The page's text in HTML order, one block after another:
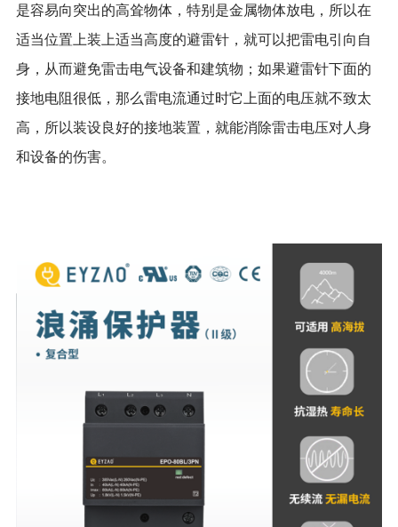
是容易向突出的高耸物体，特别是金属物体放电，所以在
适当位置上装上适当高度的避雷针，就可以把雷电引向自
身，从而避免雷击电气设备和建筑物；如果避雷针下面的
接地电阻很低，那么雷电流通过时它上面的电压就不致太
高，所以装设良好的接地装置，就能消除雷击电压对人身
和设备的伤害。